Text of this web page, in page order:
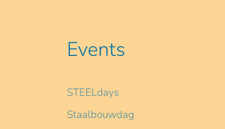
Events
STEELdays
Staalbouwdag